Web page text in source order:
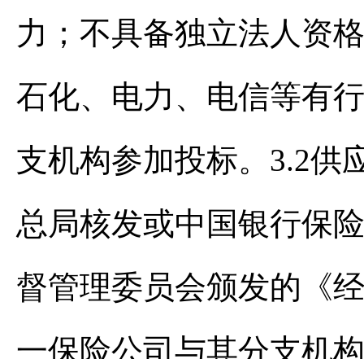
力；不具备独立法人资
石化、电力、电信等有
支机构参加投标。3.2供
总局核发或中国银行保
督管理委员会颁发的《
一保险公司与其分支机